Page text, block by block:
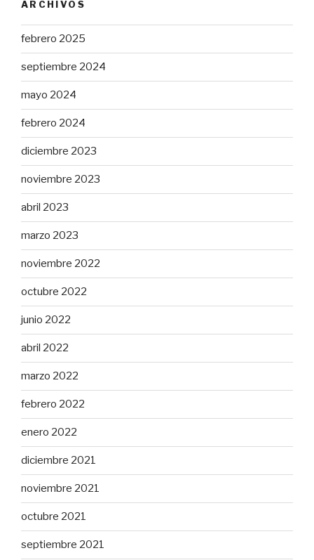
ARCHIVOS
febrero 2025
septiembre 2024
mayo 2024
febrero 2024
diciembre 2023
noviembre 2023
abril 2023
marzo 2023
noviembre 2022
octubre 2022
junio 2022
abril 2022
marzo 2022
febrero 2022
enero 2022
diciembre 2021
noviembre 2021
octubre 2021
septiembre 2021